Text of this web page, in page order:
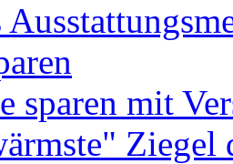
sparen mit
Ziegel